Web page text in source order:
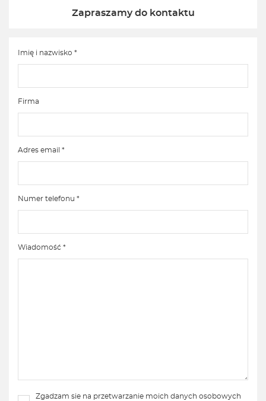
Zapraszamy do kontaktu
Imię i nazwisko *
Firma
Adres email *
Numer telefonu *
Wiadomość *
Zgadzam sie na przetwarzanie moich danych osobowych